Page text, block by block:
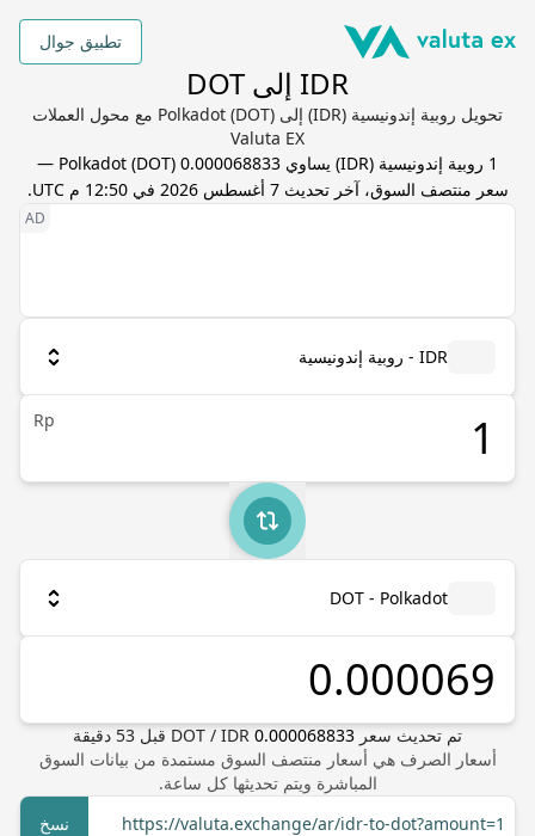
تطبيق جوال
IDR إلى DOT
تحويل روبية إندونيسية (IDR) إلى Polkadot (DOT) مع محول العملات
Valuta EX
1 روبية إندونيسية (
IDR) يساوي 0.000068833
Polkadot (DOT
) —
سعر منتصف السوق، آخر تحديث7 أغسطس 2026 في 12:50 م UTC .
IDR - روبية إندونيسية
Rp
DOT - Polkadot
تم تحديث سعر DOT / IDR 0.000068833 قبل 53 دقيقة
أسعار الصرف هي أسعار منتصف السوق مستمدة من بيانات السوق
المباشرة ويتم تحديثها كل ساعة.
https://valuta.exchange/ar/idr-to-dot?amount=1
نسخ